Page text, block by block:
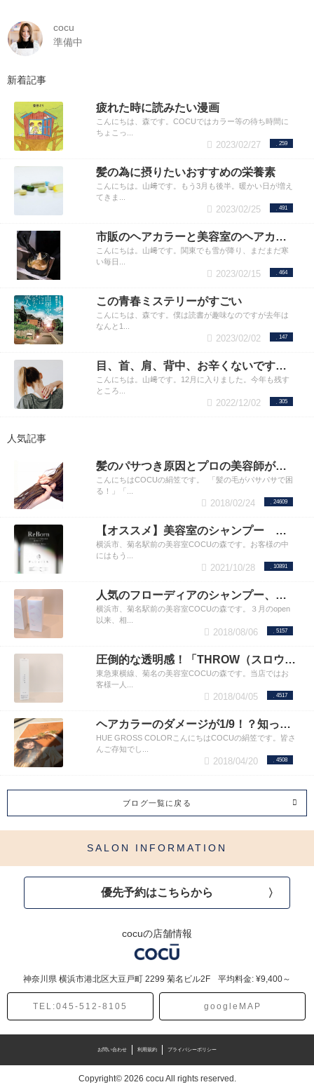
cocu
準備中
新着記事
疲れた時に読みたい漫画
こんにちは、森です。COCUではカラー等の待ち時間に
ちょこっ...
259
2023/02/27
髪の為に摂りたいおすすめの栄養素
こんにちは。山﨑です。もう3月も後半。暖かい日が増え
てきま...
491
2023/02/25
市販のヘアカラーと美容室のヘアカラーの違い
こんにちは。山﨑です。関東でも雪が降り、まだまだ寒
い毎日...
464
2023/02/15
この青春ミステリーがすごい
こんにちは、森です。僕は読書が趣味なのですが去年は
なんと1...
147
2023/02/02
目、首、肩、背中、お辛くないですか？
こんにちは。山﨑です。12月に入りました。今年も残す
ところ...
305
2022/12/02
人気記事
髪のパサつき原因とプロの美容師が教える4つの予防法！
こんにちはCOCUの絹笠です。 「髪の毛がパサパサで困
る！」「...
24609
2018/02/24
【オススメ】美容室のシャンプー フローディアがリニューアルされました
横浜市、菊名駅前の美容室COCUの森です。お客様の中
にはもう...
10891
2021/10/28
人気のフローディアのシャンプー、トリートメント。お客様の使ってみた感想や使い方のコツ。
横浜市、菊名駅前の美容室COCUの森です。３月のopen
以来、相...
5157
2018/08/06
圧倒的な透明感！「THROW（スロウ）」カラーの紹介！ヘアカラーの赤みがキライな方へ
東急東横線、菊名の美容室COCUの森です。当店ではお
客様一人...
4517
2018/04/05
ヘアカラーのダメージが1/9！？知っていますか？HUEグロスカラー！！Vegan(ヴィーガン)認証を受けた世界基準のダメージレスなリキッドカラー剤／ヒューカラー
HUE GROSS COLORこんにちはCOCUの絹笠です。皆さ
んご存知でし...
4508
2018/04/20
ブログ一覧に戻る
SALON INFORMATION
優先予約はこちらから
cocuの店舗情報
神奈川県 横浜市港北区大豆戸町 2299 菊名ビル2F 平均料金: ¥9,400～
TEL:045-512-8105 googleMAP
お問い合わせ 利用規約 プライバシーポリシー
Copyright© 2026 cocu All rights reserved.